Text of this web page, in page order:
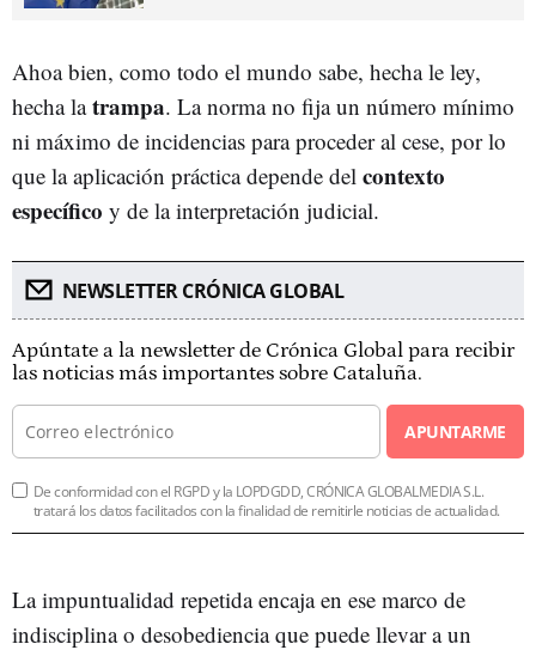
Ahoa bien, como todo el mundo sabe, hecha le ley,
hecha latrampa. La norma no fija un número mínimo
ni máximo de incidencias para proceder al cese, por lo
que la aplicación práctica depende del contexto
específico y de la interpretación judicial.
NEWSLETTER CRÓNICA GLOBAL
Apúntate a la newsletter de Crónica Global para recibir
las noticias más importantes sobre Cataluña.
APUNTARME
De conformidad con el RGPD y la LOPDGDD, CRÓNICA GLOBALMEDIA S.L.
tratará los datos facilitados con la finalidad de remitirle noticias de actualidad.
La impuntualidad repetida encaja en ese marco de
indisciplina o desobediencia que puede llevar a un